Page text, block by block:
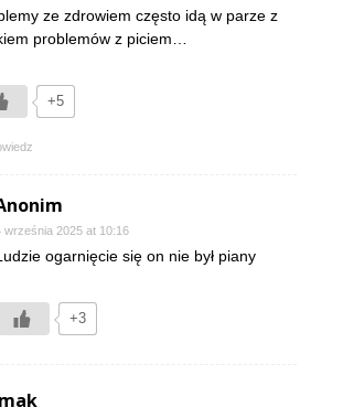
ze zdrowiem często idą w parze z
problemów z piciem…
+5
września 2025 at 10:16
ogarnięcie się on nie był piany
+3